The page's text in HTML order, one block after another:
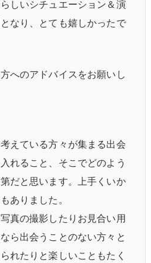
しいシチュエーション＆演
なり、とても嬉しかったで
へのアドバイスをお願いし
えている方々が集まる出会
れること、そこでどのよう
だと思います。上手くいか
ありました。
真の撮影したりお見合い用
ら出会うことのない方々と
れたりと楽しいこともたく